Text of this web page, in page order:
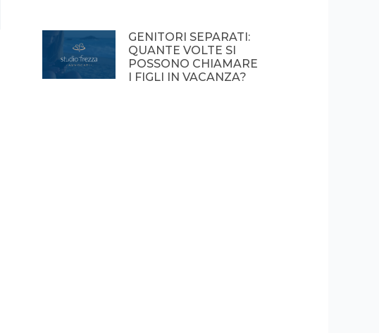
GENITORI SEPARATI:
QUANTE VOLTE SI
POSSONO CHIAMARE
I FIGLI IN VACANZA?